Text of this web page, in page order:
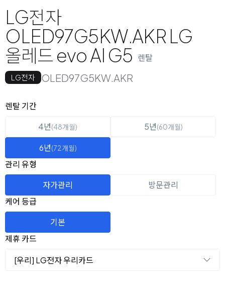
LG전자
OLED97G5KW.AKR LG
올레드 evo AI G5 렌탈
LG전자 OLED97G5KW.AKR
옵션 선택
렌탈 선택
렌탈 기간
4년(48개월) 5년(60개월)
6년(72개월)
관리 유형
자가관리
방문관리
케어 등급
기본
제휴 카드
[우리] LG전자 우리카드